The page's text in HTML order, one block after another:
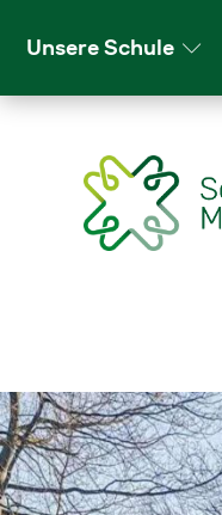
Un­se­re Schu­le